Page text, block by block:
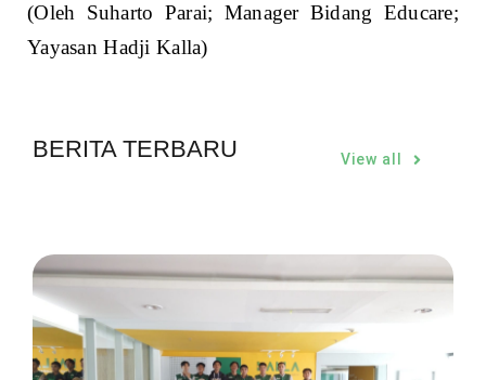
(Oleh Suharto Parai; Manager Bidang Educare;
Yayasan Hadji Kalla)
BERITA TERBARU View all